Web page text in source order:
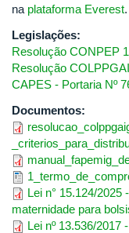
na plataforma Everest.
Legislações:
Resolução CONPEP
Resolução
CAPES - Portaria Nº
Documentos:
Lei n° 15.124/
maternidade para
Lei nº 13.536/